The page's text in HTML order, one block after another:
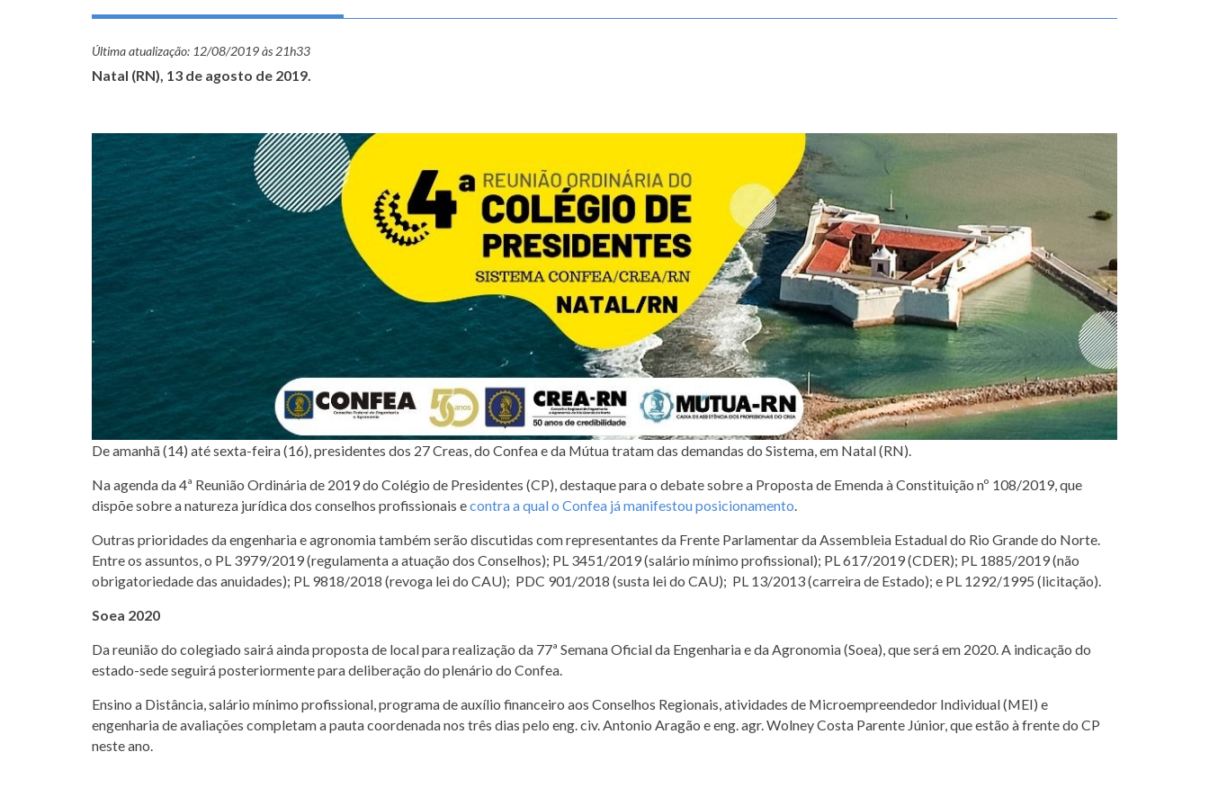
Última atualização: 12/08/2019 às 21h33
Natal (RN), 13 de agosto de 2019.
De amanhã (14) até sexta-feira (16), presidentes dos 27 Creas, do Confea e da Mútua tratam das demandas do Sistema, em Natal (RN).
Na agenda da 4ª Reunião Ordinária de 2019 do Colégio de Presidentes (CP), destaque para o debate sobre a Proposta de Emenda à Constituição nº 108/2019, que
dispõe sobre a natureza jurídica dos conselhos profissionais econtra a qual o Confea já manifestou posicionamento.
Outras prioridades da engenharia e agronomia também serão discutidas com representantes da Frente Parlamentar da Assembleia Estadual do Rio Grande do Norte.
Entre os assuntos, o PL 3979/2019 (regulamenta a atuação dos Conselhos); PL 3451/2019 (salário mínimo profissional); PL 617/2019 (CDER); PL 1885/2019 (não
obrigatoriedade das anuidades); PL 9818/2018 (revoga lei do CAU); PDC 901/2018 (susta lei do CAU); PL 13/2013 (carreira de Estado); e PL 1292/1995 (licitação).
Soea 2020
Da reunião do colegiado sairá ainda proposta de local para realização da 77ª Semana Oficial da Engenharia e da Agronomia (Soea), que será em 2020. A indicação do
estado-sede seguirá posteriormente para deliberação do plenário do Confea.
Ensino a Distância, salário mínimo profissional, programa de auxílio financeiro aos Conselhos Regionais, atividades de Microempreendedor Individual (MEI) e
engenharia de avaliações completam a pauta coordenada nos três dias pelo eng. civ. Antonio Aragão e eng. agr. Wolney Costa Parente Júnior, que estão à frente do CP
neste ano.